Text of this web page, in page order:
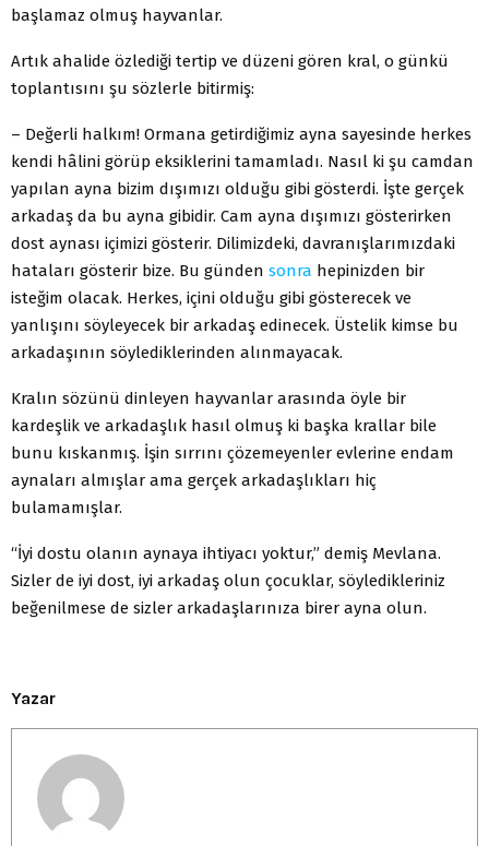
başlamaz olmuş hayvanlar.
Artık ahalide özlediği tertip ve düzeni gören kral, o günkü
toplantısını şu sözlerle bitirmiş:
– Değerli halkım! Ormana getirdiğimiz ayna sayesinde herkes
kendi hâlini görüp eksiklerini tamamladı. Nasıl ki şu camdan
yapılan ayna bizim dışımızı olduğu gibi gösterdi. İşte gerçek
arkadaş da bu ayna gibidir. Cam ayna dışımızı gösterirken
dost aynası içimizi gösterir. Dilimizdeki, davranışlarımızdaki
hataları gösterir bize. Bu günden sonra hepinizden bir
isteğim olacak. Herkes, içini olduğu gibi gösterecek ve
yanlışını söyleyecek bir arkadaş edinecek. Üstelik kimse bu
arkadaşının söylediklerinden alınmayacak.
Kralın sözünü dinleyen hayvanlar arasında öyle bir
kardeşlik ve arkadaşlık hasıl olmuş ki başka krallar bile
bunu kıskanmış. İşin sırrını çözemeyenler evlerine endam
aynaları almışlar ama gerçek arkadaşlıkları hiç
bulamamışlar.
“İyi dostu olanın aynaya ihtiyacı yoktur,” demiş Mevlana.
Sizler de iyi dost, iyi arkadaş olun çocuklar, söyledikleriniz
beğenilmese de sizler arkadaşlarınıza birer ayna olun.
Yazar